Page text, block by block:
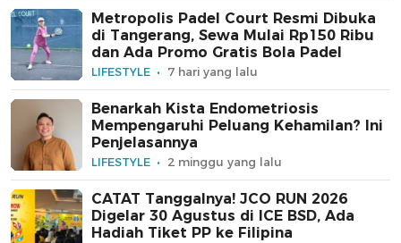
Metropolis Padel Court Resmi Dibuka
di Tangerang, Sewa Mulai Rp150 Ribu
dan Ada Promo Gratis Bola Padel
LIFESTYLE 7 hari yang lalu
Benarkah Kista Endometriosis
Mempengaruhi Peluang Kehamilan? Ini
Penjelasannya
LIFESTYLE 2 minggu yang lalu
CATAT Tanggalnya! JCO RUN 2026
Digelar 30 Agustus di ICE BSD, Ada
Hadiah Tiket PP ke Filipina